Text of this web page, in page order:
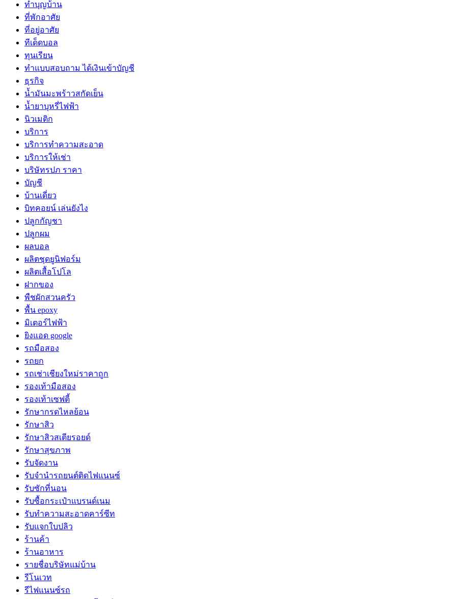
ทำบุญบ้าน
ที่พักอาศัย
ที่อยู่อาศัย
ทีเด็ดบอล
ทุนเรียน
ทําแบบสอบถาม ได้เงินเข้าบัญชี
ธุรกิจ
น้ำมันมะพร้าวสกัดเย็น
น้ำยาบุหรี่ไฟฟ้า
นิวเมติก
บริการ
บริการทำความสะอาด
บริการให้เช่า
บริษัทรปภ ราคา
บัญชี
บ้านเดี่ยว
บิทคอยน์ เล่นยังไง
ปลูกกัญชา
ปลูกผม
ผลบอล
ผลิตชุดยูนิฟอร์ม
ผลิตเสื้อโปโล
ฝากของ
พืชผักสวนครัว
พื้น epoxy
มิเตอร์ไฟฟ้า
ยิงแอด google
รถมือสอง
รถยก
รถเช่าเชียงใหม่ราคาถูก
รองเท้ามือสอง
รองเท้าเซฟตี้
รักษากรดไหลย้อน
รักษาสิว
รักษาสิวสเตียรอยด์
รักษาสุขภาพ
รับจัดงาน
รับจํานํารถยนต์ติดไฟแนนซ์
รับซักที่นอน
รับซื้อกระเป๋าแบรนด์เนม
รับทำความสะอาดคาร์ซีท
รับแจกใบปลิว
ร้านค้า
ร้านอาหาร
รายชื่อบริษัทแม่บ้าน
รีโนเวท
รีไฟแนนซ์รถ